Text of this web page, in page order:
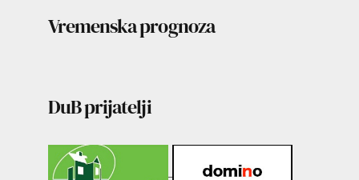
Vremenska prognoza
DuB prijatelji